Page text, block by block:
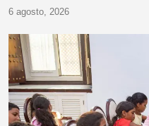
6 agosto, 2026